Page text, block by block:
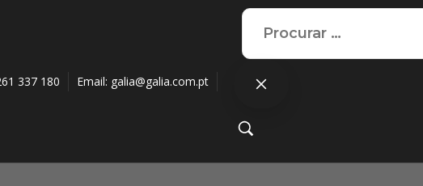
337 180 Email: galia@galia.com.pt